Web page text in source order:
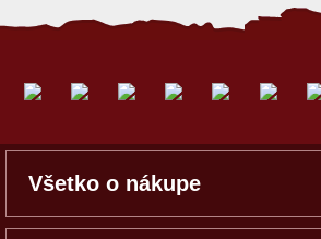
Všetko o nákupe